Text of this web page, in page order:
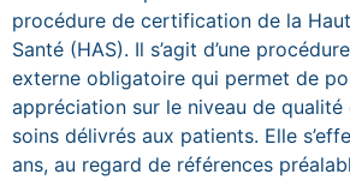
procédure de certification de la
Santé (HAS). Il s’agit d’une
externe obligatoire qui permet de
appréciation sur le niveau de
soins délivrés aux patients. Elle
ans, au regard de références